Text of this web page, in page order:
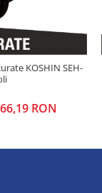
KOSHIN SEH-
RON